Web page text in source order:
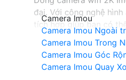
Camera Imou
Camera Imou Ngoài
Camera Imou Trong
Camera Imou Góc
Camera Imou Quay
đại. Với công nghệ
tích hợp giúp bạn có
trộm giúp bảo vệ tài